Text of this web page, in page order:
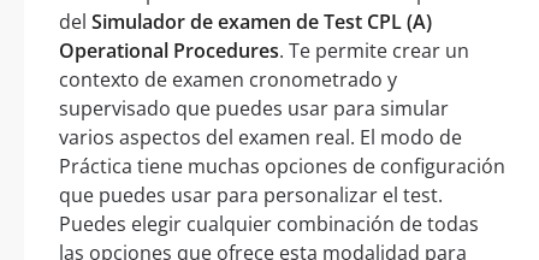
del Simulador de examen de Test CPL (A)
Operational Procedures. Te permite crear un
contexto de examen cronometrado y
supervisado que puedes usar para simular
varios aspectos del examen real. El modo de
Práctica tiene muchas opciones de configuración
que puedes usar para personalizar el test.
Puedes elegir cualquier combinación de todas
las opciones que ofrece esta modalidad para